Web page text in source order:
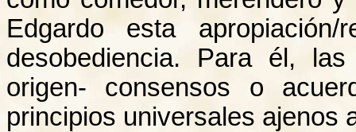
Edgardo esta
desobediencia. Para él,
origen- consensos o
principios universales ajenos